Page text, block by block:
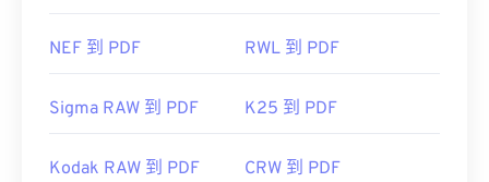
NEF 到 PDF RWL 到 PDF
Sigma RAW 到 PDF K25 到 PDF
Kodak RAW 到 PDF CRW 到 PDF